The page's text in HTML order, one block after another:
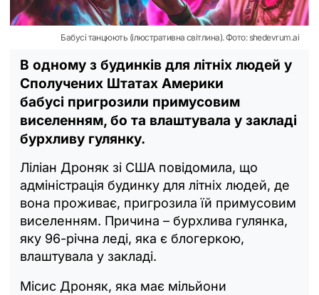
Бабусі танцюють (ілюстративна світлина). Фото: shedevrum.ai
В одному з будинків для літніх людей у
Сполучених Штатах Америки
бабусі пригрозили примусовим
виселенням, бо та влаштувала у закладі
бурхливу гулянку.
Ліліан Дроняк зі США повідомила, що
адміністрація будинку для літніх людей, де
вона проживає, пригрозила їй примусовим
виселенням. Причина – бурхлива гулянка,
яку 96-річна леді, яка є блогеркою,
влаштувала у закладі.
Місис Дроняк, яка має мільйони